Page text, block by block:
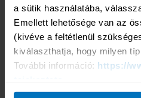
a sütik használatába,
Emellett lehetősége van az
(kivéve a feltétlenül
kiválaszthatja, hogy milyen
További információ: https://
Hegymászásra
Sportolásra
Üzleti útra
További termékeink
Fizikai munkavégzésre
30 éven aluli diákoknak,